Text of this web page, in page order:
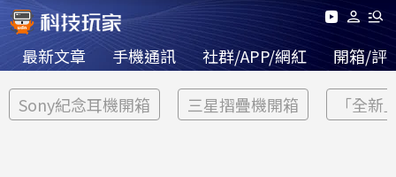
最新文章 手機通訊 社群/APP/網紅 開箱/評
Sony紀念耳機開箱 三星摺疊機開箱 「全新